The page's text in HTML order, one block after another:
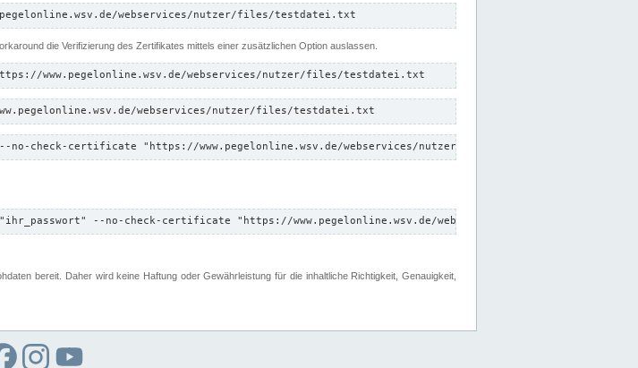
webservices/nutzer/files/testdatei.txt
die Verifizierung des Zertifikates mittels einer zusätzlichen Option auslassen.
www.pegelonline.wsv.de/webservices/nutzer/files/testdatei.txt
webservices/nutzer/files/testdatei.txt
no-check-certificate "https://www.pegelonline.wsv.de/webservices/nutzer/files/testdatei.txt"
--no-check-certificate "https://www.pegelonline.wsv.de/webservices/nutzer/files"
bereit. Daher wird keine Haftung oder Gewährleistung für die inhaltliche Richtigkeit, Genauigkeit,